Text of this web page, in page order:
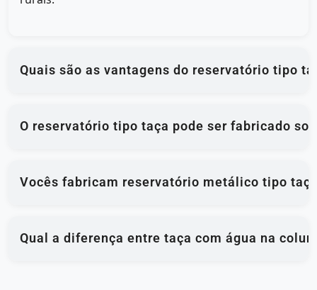
Quais são as vantagens do reservatório tipo
O reservatório tipo taça pode ser fabricado
Vocês fabricam reservatório metálico tipo
Qual a diferença entre taça com água na